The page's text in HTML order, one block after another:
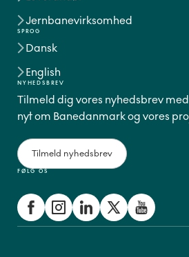
Jernbanevirksomhed
SPROG
Dansk
English
FØLG OS
NYHEDSBREV
Tilmeld dig vores nyhedsbrev
nyt om Banedanmark og vores
Tilmeld nyhedsbrev